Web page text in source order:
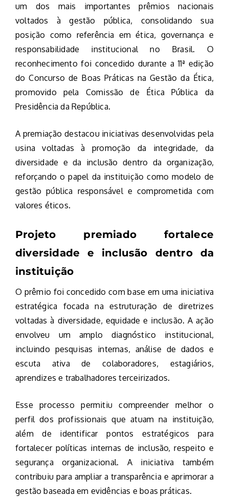
um dos mais importantes prêmios nacionais
voltados à gestão pública, consolidando sua
posição como referência em ética, governança e
responsabilidade institucional no Brasil. O
reconhecimento foi concedido durante a 11ª edição
do Concurso de Boas Práticas na Gestão da Ética,
promovido pela Comissão de Ética Pública da
Presidência da República.
A premiação destacou iniciativas desenvolvidas pela
usina voltadas à promoção da integridade, da
diversidade e da inclusão dentro da organização,
reforçando o papel da instituição como modelo de
gestão pública responsável e comprometida com
valores éticos.
Projeto premiado fortalece
diversidade e inclusão dentro da
instituição
O prêmio foi concedido com base em uma iniciativa
estratégica focada na estruturação de diretrizes
voltadas à diversidade, equidade e inclusão. A ação
envolveu um amplo diagnóstico institucional,
incluindo pesquisas internas, análise de dados e
escuta ativa de colaboradores, estagiários,
aprendizes e trabalhadores terceirizados.
Esse processo permitiu compreender melhor o
perfil dos profissionais que atuam na instituição,
além de identificar pontos estratégicos para
fortalecer políticas internas de inclusão, respeito e
segurança organizacional. A iniciativa também
contribuiu para ampliar a transparência e aprimorar a
gestão baseada em evidências e boas práticas.